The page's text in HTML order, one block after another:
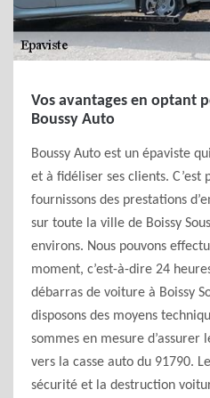
Vos avantages en optant
Boussy Auto
Boussy Auto est un épaviste
et à fidéliser ses clients. C’est
fournissons des prestations
sur toute la ville de Boissy
environs. Nous pouvons
moment, c’est-à-dire 24
débarras de voiture à Boissy
disposons des moyens
sommes en mesure d’assurer
vers la casse auto du 91790.
sécurité et la destruction